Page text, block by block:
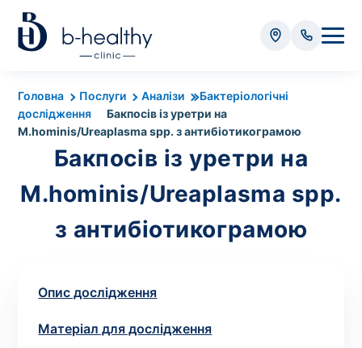
Головна Послуги Аналізи
Бактеріологічні
дослідження
Бакпосів із уретри на
M.hominis/Ureaplasma spp. з антибіотикограмою
Бакпосів із уретри на
M.hominis/Ureaplasma spp.
з антибіотикограмою
Опис дослідження
Матеріал для дослідження
Аналізи
* Додатково оплачується (залежно від виду аналізу):
Вартість забору крові - 50 грн
Вартість забору біоматеріалу (крім крові) - від
35 грн
Попередній запис на дослідження не